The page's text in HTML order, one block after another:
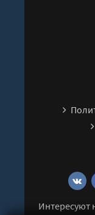
Интересуют